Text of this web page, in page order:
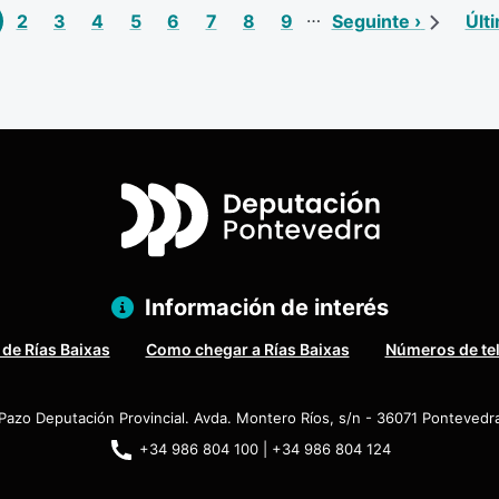
atual
Página
2 Página
3 Página
4 Página
5 Página
6 Página
7 Página
8 Página
9 … Próxima página
Seguinte ›
Información de interés
Rías Baixas Como chegar a Rías Baixas Números de
Pazo Deputación Provincial. Avda. Montero Ríos, s/n - 36071
+34 986 804 100 | +34 986 804 124